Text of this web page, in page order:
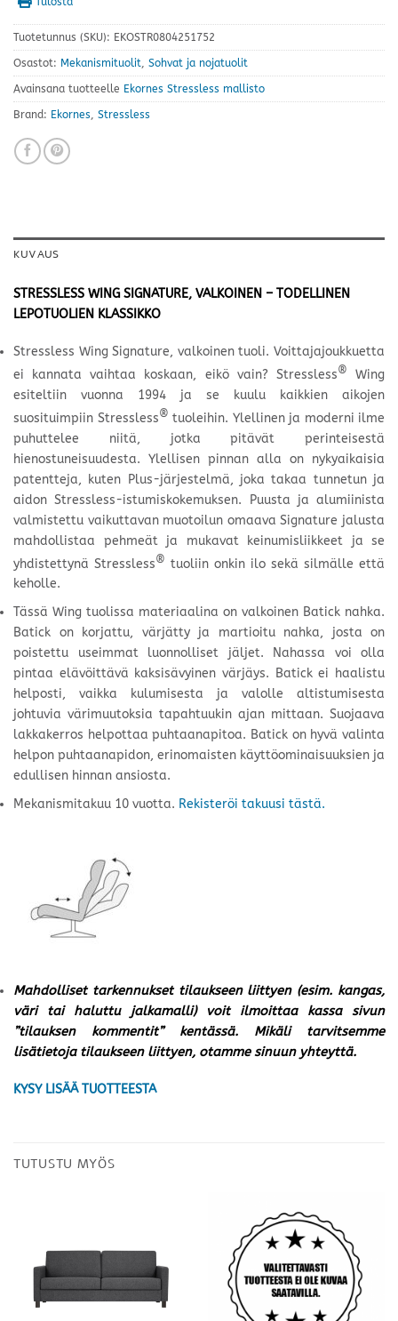
Tuotetunnus (SKU): EKOSTR0804251752
Osastot: Mekanismituolit, Sohvat ja nojatuolit
Avainsana tuotteelle Ekornes Stressless mallisto
Brand: Ekornes, Stressless
KUVAUS
STRESSLESS WING SIGNATURE, VALKOINEN – TODELLINEN
LEPOTUOLIEN KLASSIKKO
Stressless Wing Signature, valkoinen tuoli. Voittajajoukkuetta
ei kannata vaihtaa koskaan, eikö vain? Stressless®
Wing
esiteltiin vuonna 1994 ja se kuulu kaikkien aikojen
suosituimpiin Stressless® tuoleihin. Ylellinen ja moderni ilme
puhuttelee niitä, jotka pitävät perinteisestä
hienostuneisuudesta. Ylellisen pinnan alla on nykyaikaisia
patentteja, kuten Plus-järjestelmä, joka takaa tunnetun ja
aidon Stressless-istumiskokemuksen. Puusta ja alumiinista
valmistettu vaikuttavan muotoilun omaava Signature jalusta
mahdollistaa pehmeät ja mukavat keinumisliikkeet ja se
yhdistettynä Stressless® tuoliin onkin ilo sekä silmälle että
keholle.
Tässä Wing tuolissa materiaalina on valkoinen Batick nahka.
Batick on korjattu, värjätty ja martioitu nahka, josta on
poistettu useimmat luonnolliset jäljet. Nahassa voi olla
pintaa elävöittävä kaksisävyinen värjäys. Batick ei haalistu
helposti, vaikka kulumisesta ja valolle altistumisesta
johtuvia värimuutoksia tapahtuukin ajan mittaan. Suojaava
lakkakerros helpottaa puhtaanapitoa. Batick on hyvä valinta
helpon puhtaanapidon, erinomaisten käyttöominaisuuksien ja
edullisen hinnan ansiosta.
Mekanismitakuu 10 vuotta. Rekisteröi takuusi tästä.
Mahdolliset tarkennukset tilaukseen liittyen (esim. kangas,
väri tai haluttu jalkamalli) voit ilmoittaa kassa sivun
”tilauksen kommentit” kentässä. Mikäli tarvitsemme
lisätietoja tilaukseen liittyen, otamme sinuun yhteyttä.
KYSY LISÄÄ TUOTTEESTA
TUTUSTU MYÖS